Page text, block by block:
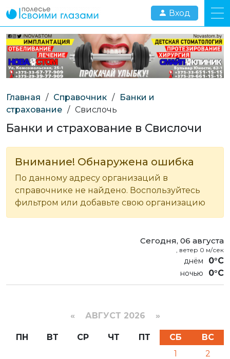
Вход
Главная / Справочник /
Банки и
страхование / Свислочь
Банки и страхование в Свислочи
Внимание! Обнаружена ошибка
По данному адресу организаций в
справочнике не найдено. Воспользуйтесь
фильтром или добавьте свою организацию
Сегодня, 06 августа
, ветер 0 м/сек
0°C
0°C
« АВГУСТ 2026 »
ПН ВТ СР ЧТ ПТ СБ
ВС
1
2